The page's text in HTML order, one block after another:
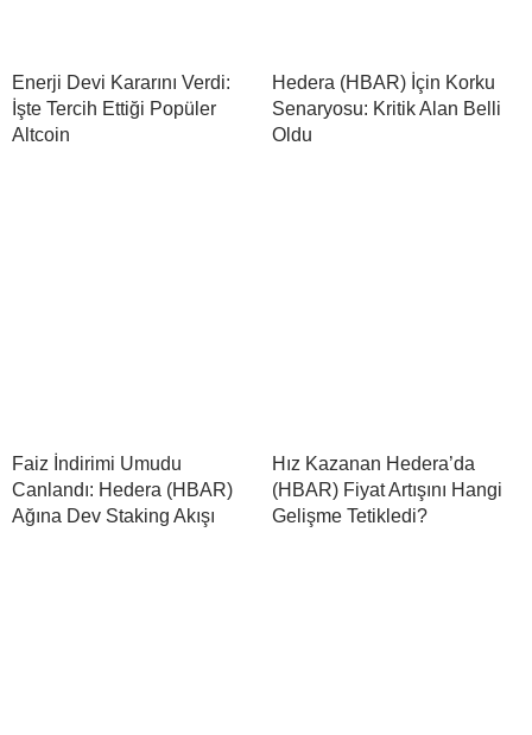
Enerji Devi Kararını Verdi:
İşte Tercih Ettiği Popüler
Altcoin
Hedera (HBAR) İçin Korku
Senaryosu: Kritik Alan Belli
Oldu
Faiz İndirimi Umudu
Canlandı: Hedera (HBAR)
Ağına Dev Staking Akışı
Hız Kazanan Hedera’da
(HBAR) Fiyat Artışını Hangi
Gelişme Tetikledi?